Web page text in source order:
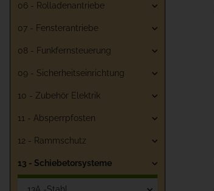
06 - Rolladenantriebe
07 - Fensterantriebe
08 - Funkfernsteuerung
09 - Sicherheitseinrichtung
10 - Zubehör Elektrik
11 - Absperrpfosten
12 - Rammschutz
13 - Schiebetorsysteme